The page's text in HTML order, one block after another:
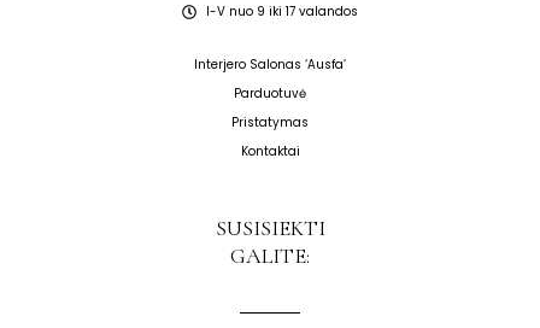
I-V nuo 9 iki 17 valandos
Interjero Salonas ‘Ausfa’
Parduotuvė
Pristatymas
Kontaktai
SUSISIEKTI
GALITE: